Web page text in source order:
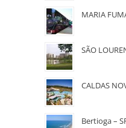
MARIA
SÃO
CALDAS
Bertioga –